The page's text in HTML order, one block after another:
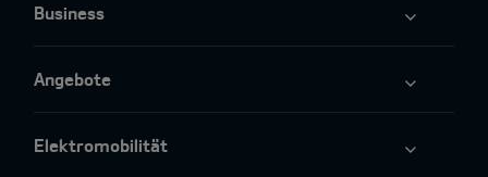
Business
Angebote
Elektromobilität